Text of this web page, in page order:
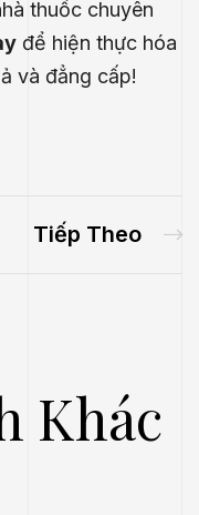
thuốc chuyên
để hiện thực hóa
và đẳng cấp!
Tiếp Theo
Khác